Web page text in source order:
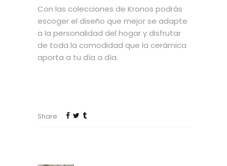
Con las colecciones de Kronos podrás
escoger el diseño que mejor se adapte
a la personalidad del hogar y disfrutar
de toda la comodidad que la cerámica
aporta a tu día a día.
Share